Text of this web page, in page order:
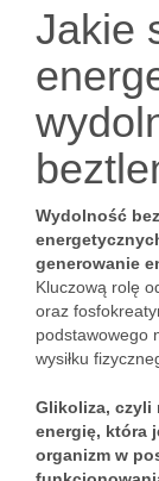
Jakie
Wydolność
generowanie
Kluczową rolę
oraz
podstawowego
wysiłku
Glikoliza, czyli
energię, która
organizm w